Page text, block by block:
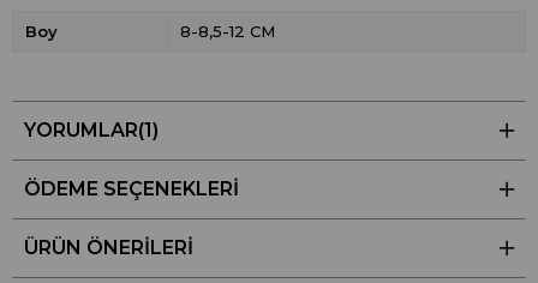
Boy 8-8,5-12 CM
YORUMLAR(1)
ÖDEME SEÇENEKLERI
ÜRÜN ÖNERILERI